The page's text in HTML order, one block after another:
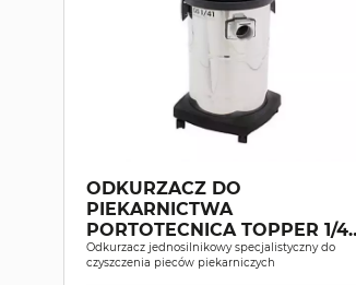
ODKURZACZ DO
PIEKARNICTWA
PORTOTECNICA TOPPER 1/41
OVEN
Odkurzacz jednosilnikowy specjalistyczny do
czyszczenia pieców piekarniczych